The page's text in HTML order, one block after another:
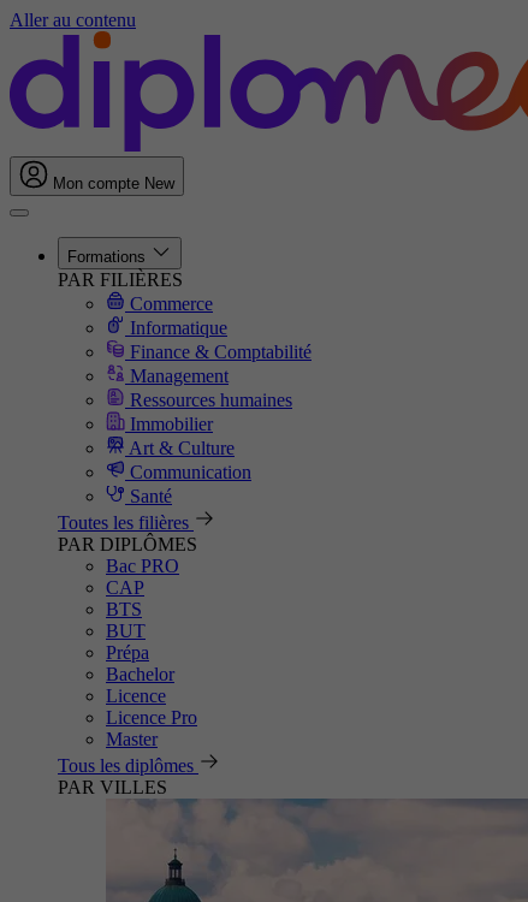
Aller au contenu
Mon compte New
Formations
PAR FILIÈRES
Commerce
Informatique
Finance & Comptabilité
Management
Ressources humaines
Immobilier
Art & Culture
Communication
Santé
Toutes les filières
PAR DIPLÔMES
Bac PRO
CAP
BTS
BUT
Prépa
Bachelor
Licence
Licence Pro
Master
Tous les diplômes
PAR VILLES